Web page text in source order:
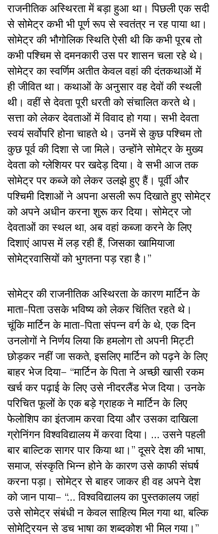
राजनीतिक अस्थिरता में बड़ा हुआ था। पिछली एक सदी
से सोमेट्र कभी भी पूर्ण रूप से स्वतंत्र न रह पाया था।
सोमेट्र की भौगोलिक स्थिति ऐसी थी कि कभी पूरब तो
कभी पश्चिम से दमनकारी उस पर शासन चला रहे थे।
सोमेट्र का स्वर्णिम अतीत केवल वहां की दंतकथाओं में
ही जीवित था। कथाओं के अनुसार वह देवों की स्थली
थी। वहीं से देवता पूरी धरती को संचालित करते थे।
सत्ता को लेकर देवताओं में विवाद हो गया। सभी देवता
स्वयं सर्वोपरि होना चाहते थे। उनमें से कुछ पश्चिम तो
कुछ पूर्व की दिशा से जा मिले। उन्होंने सोमेट्र के मुख्य
देवता को ग्लेशियर पर खदेड़ दिया। वे सभी आज तक
सोमेट्र पर कब्जे को लेकर उलझे हुए हैं। पूर्वी और
पश्चिमी दिशाओं ने अपना असली रूप दिखाते हुए सोमेट्र
को अपने अधीन करना शुरू कर दिया। सोमेट्र जो
देवताओं का स्थल था, अब वहां कब्जा करने के लिए
दिशाएं आपस में लड़ रही हैं, जिसका खामियाजा
सोमेट्रवासियों को भुगतना पड़ रहा है।”
सोमेट्र की राजनीतिक अस्थिरता के कारण मार्टिन के
माता-पिता उसके भविष्य को लेकर चिंतित रहते थे।
चूंकि मार्टिन के माता-पिता संपन्न वर्ग के थे, एक दिन
उनलोगों ने निर्णय लिया कि हमलोग तो अपनी मिट्टी
छोड़कर नहीं जा सकते, इसलिए मार्टिन को पढ़ने के लिए
बाहर भेज दिया– “मार्टिन के पिता ने अच्छी खासी रकम
खर्च कर पढ़ाई के लिए उसे नीदरलैंड भेज दिया। उनके
परिचित फूलों के एक बड़े ग्राहक ने मार्टिन के लिए
फेलोशिप का इंतजाम करवा दिया और उसका दाखिला
ग्रोनिंगन विश्वविद्यालय में करवा दिया। ‌‌… उसने पहली
बार बाल्टिक सागर पार किया था।” दूसरे देश की भाषा,
समाज, संस्कृति भिन्न होने के कारण उसे काफी संघर्ष
करना पड़ा। सोमेट्र से बाहर जाकर ही वह अपने देश
को जान पाया– “… विश्वविद्यालय का पुस्तकालय जहां
उसे सोमेट्र संबंधी न केवल साहित्य मिल गया था, बल्कि
सोमेट्रियन से डच भाषा का शब्दकोश भी मिल गया।”